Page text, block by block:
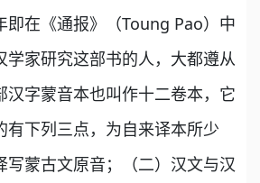
即在《通报》（Toung Pao）中
学家研究这部书的人，大都遵从
汉字蒙音本也叫作十二卷本，它
有下列三点，为自来译本所少
写蒙古文原音；（二）汉文与汉